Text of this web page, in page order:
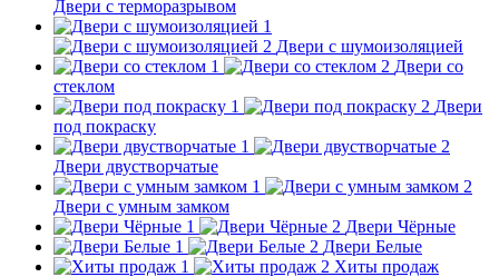
Двери с терморазрывом
Двери с шумоизоляцией
Двери со
стеклом
Двери
под покраску
Двери двустворчатые
Двери с умным замком
Двери Чёрные
Двери Белые
Хиты продаж